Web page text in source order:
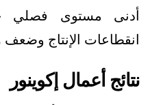
انقطاعات الإنتاج
نتائج أعمال إكوينور